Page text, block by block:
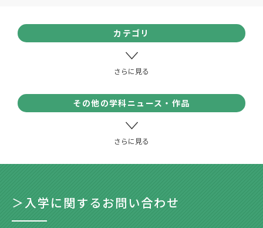
カテゴリ
その他の学科ニュース・作品
＞入学に関するお問い合わせ